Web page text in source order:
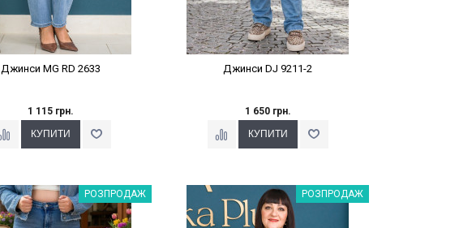
Джинси MG RD 2633
1 115 грн.
Джинси DJ 9211-2
1 650 грн.
Наклейки Варіант з %РОЗПРОДАЖ Наклейки Варіант з %РОЗПРОДАЖ